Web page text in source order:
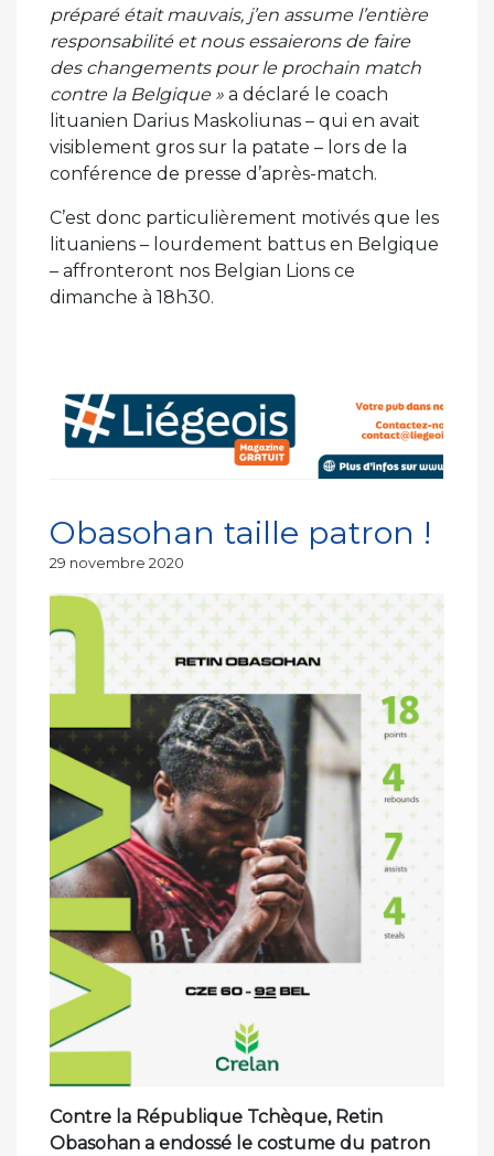
préparé était mauvais, j’en assume l’entière
responsabilité et nous essaierons de faire
des changements pour le prochain match
contre la Belgique » a déclaré le coach
lituanien Darius Maskoliunas – qui en avait
visiblement gros sur la patate – lors de la
conférence de presse d’après-match.
C’est donc particulièrement motivés que les
lituaniens – lourdement battus en Belgique
– affronteront nos Belgian Lions ce
dimanche à 18h30.
Obasohan taille patron !
Publié
29 novembre 2020
Contre la République Tchèque, Retin
Obasohan a endossé le costume du patron